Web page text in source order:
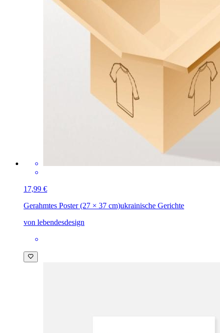
17,99 €
Gerahmtes Poster (27 × 37 cm)ukrainische Gerichte
von lebendesdesign